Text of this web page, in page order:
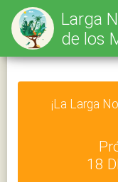
Larga
de los
¡La Larga
18